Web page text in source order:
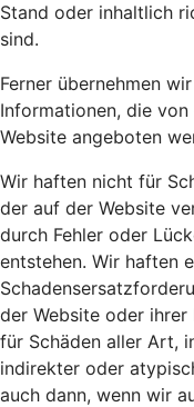
Stand oder inhaltlich
sind.
Ferner übernehmen
Informationen, die
Website angeboten
Wir haften nicht für
der auf der Website
durch Fehler oder
entstehen. Wir haften
der Website oder
für Schäden aller Art,
indirekter oder
auch dann, wenn wir